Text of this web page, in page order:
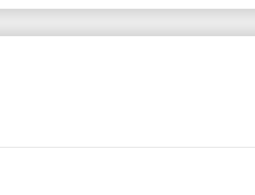
свободных
свободных